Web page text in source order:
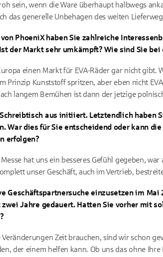
sein, wenn die Ware überhaupt halbwegs
das generelle Unbehagen des weiten
PhoeniX haben Sie zahlreiche
der Markt sehr umkämpft? Wie sind Sie bei
einen Markt für EVA-Räder gar nicht gibt.
Prinzip Kunststoff spritzen, aber eben nicht
langem Bemühen ist dann der jetzige
aus initiiert. Letztendlich haben
War dies für Sie entscheidend oder kann
erfolgen?
hat uns ein besseres Gefühl gegeben,
unser Geschäft, auch im Vertrieb,
Geschäftspartnersuche einzusetzen im
Jahre gedauert. Hatten Sie vorher mit
Zeit brauchen, sind wir schon
der einem helfen kann. Ob uns das ohne